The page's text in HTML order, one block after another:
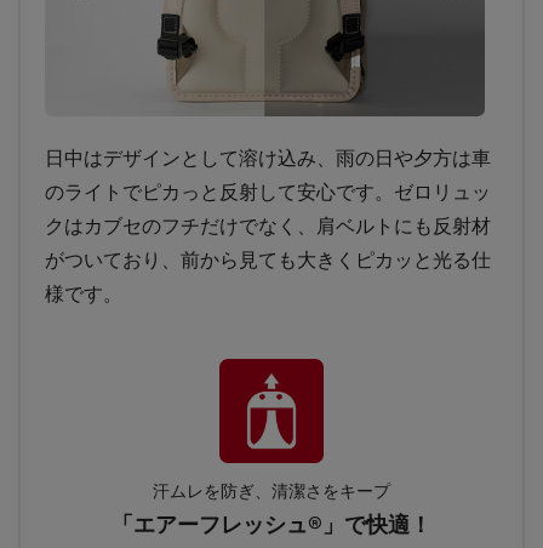
日中はデザインとして溶け込み、雨の日や夕方は車
のライトでピカっと反射して安心です。ゼロリュッ
クはカブセのフチだけでなく、肩ベルトにも反射材
がついており、前から見ても大きくピカッと光る仕
様です。
汗ムレを防ぎ、清潔さをキープ
「エアーフレッシュ®」で快適！